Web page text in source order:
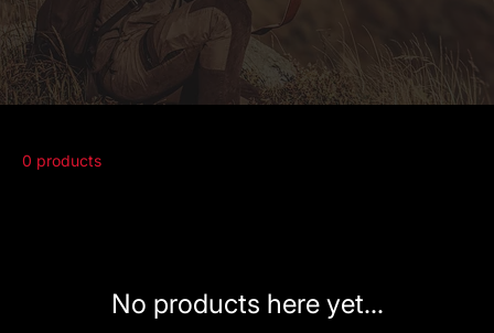
0 products
No products here yet...